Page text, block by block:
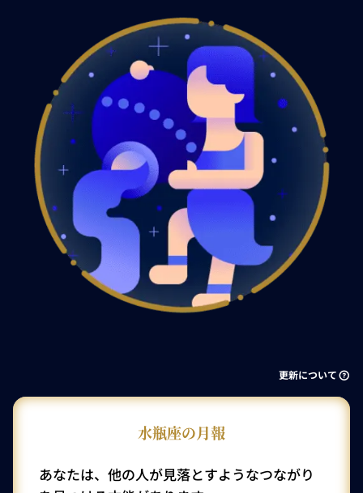
更新について
水瓶座の月報
あなたは、他の人が見落とすようなつながり